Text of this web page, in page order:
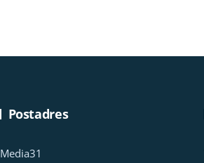
Postadres
Media31